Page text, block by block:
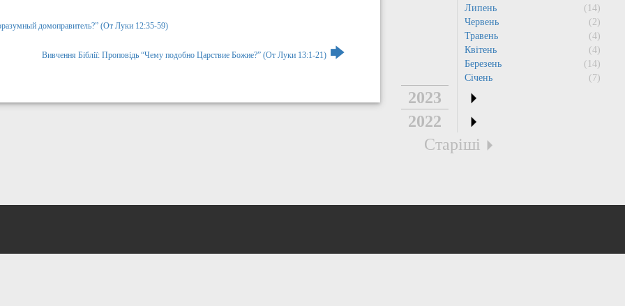
домоправитель?” (От Луки 12:35-59)
Вивчення Біблії: Проповідь “Чему подобно Царствие Божие?” (От Луки 13:1-21) 🡆
Липень
(14)
Червень
(2)
Травень
(4)
Квітень
(4)
Березень
(14)
Січень
(7)
2023
2022
Старіші